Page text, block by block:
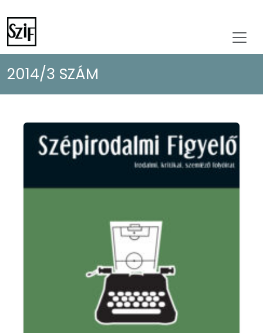
2014/3 SZÁM